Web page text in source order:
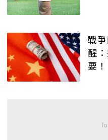
戰
醒
要！